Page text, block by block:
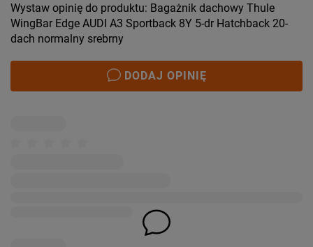
Wystaw opinię do produktu: Bagażnik dachowy Thule
WingBar Edge AUDI A3 Sportback 8Y 5-dr Hatchback 20-
dach normalny srebrny
DODAJ OPINIĘ